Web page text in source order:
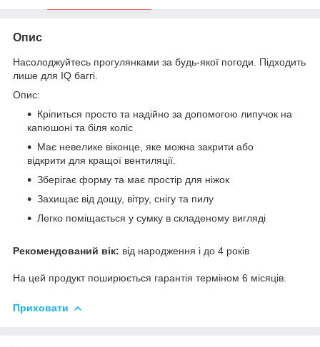
Опис
Насолоджуйтесь прогулянками за будь-якої погоди. Підходить
лише для IQ баггі.
Опис:
Кріпиться просто та надійно за допомогою липучок на
капюшоні та біля коліс
Має невелике віконце, яке можна закрити або
відкрити для кращої вентиляції.
Зберігає форму та має простір для ніжок
Захищає від дощу, вітру, снігу та пилу
Легко поміщається у сумку в складеному вигляді
Рекомендований вік: від народження і до 4 років
На цей продукт поширюється гарантія терміном 6 місяців.
Приховати